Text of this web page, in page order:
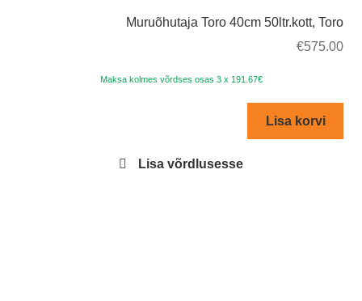
Muruõhutaja Toro 40cm 50ltr.kott, Toro
€575.00
Maksa kolmes võrdses osas 3 x 191.67€
Lisa korvi
Lisa võrdlusesse